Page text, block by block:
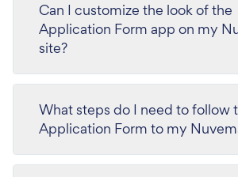
Can I customize the look of the
Application Form app on my
site?
What steps do I need to follow
Application Form to my